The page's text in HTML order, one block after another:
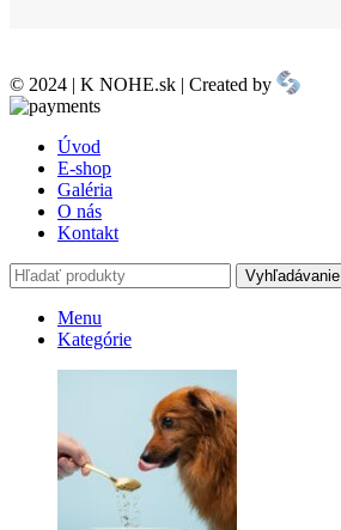
© 2024 | K NOHE.sk | Created by
Úvod
E-shop
Galéria
O nás
Kontakt
Vyhľadávanie
Menu
Kategórie